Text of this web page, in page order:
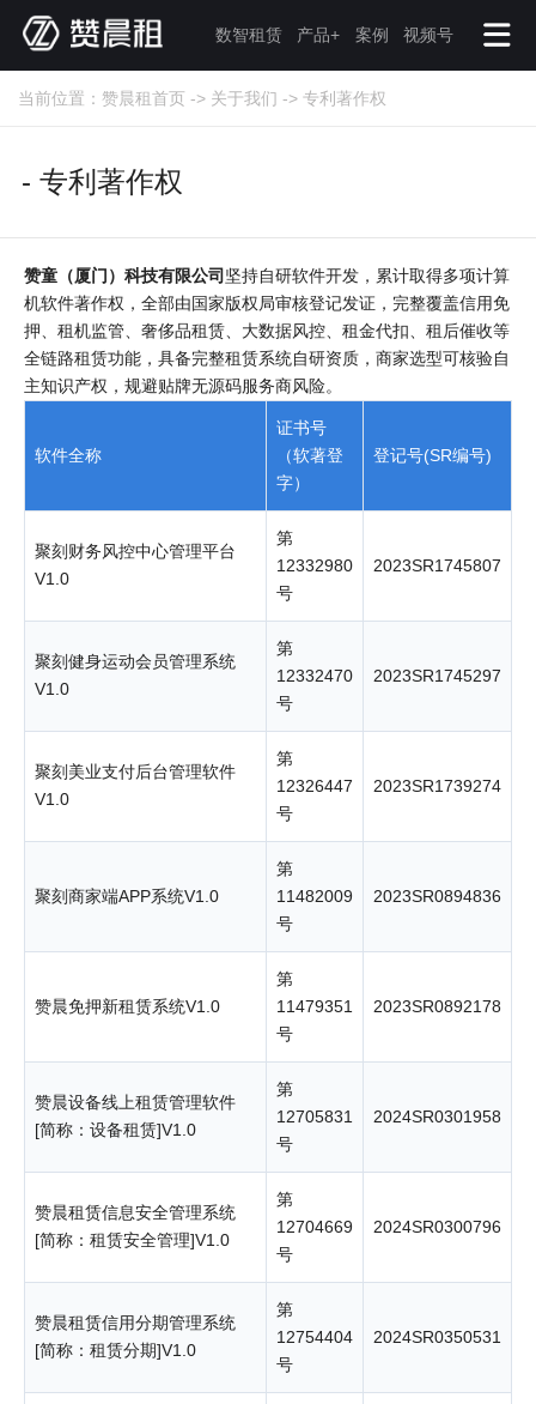
数智租赁 产品+ 案例 视频号
当前位置： 赞晨租首页 -> 关于我们 -> 专利著作权
- 专利著作权
赞童（厦门）科技有限公司 坚持自研软件开发，累计取得多项计算
机软件著作权，全部由国家版权局审核登记发证，完整覆盖信用免
押、租机监管、奢侈品租赁、大数据风控、租金代扣、租后催收等
全链路租赁功能，具备完整租赁系统自研资质 ，商家选型可核验自
主知识产权，规避贴牌无源码服务商风险。
软件全称
证书号
（软著登
字）
登记号(SR编号)
聚刻财务风控中心管理平台
V1.0
第
12332980
号
2023SR1745807
聚刻健身运动会员管理系统
V1.0
第
12332470
号
2023SR1745297
聚刻美业支付后台管理软件
V1.0
第
12326447
号
2023SR1739274
聚刻商家端APP系统V1.0
第
11482009
号
2023SR0894836
赞晨免押新租赁系统V1.0
第
11479351
号
2023SR0892178
赞晨设备线上租赁管理软件
[简称：设备租赁]V1.0
第
12705831
号
2024SR0301958
赞晨租赁信息安全管理系统
[简称：租赁安全管理]V1.0
第
12704669
号
2024SR0300796
赞晨租赁信用分期管理系统
[简称：租赁分期]V1.0
第
12754404
号
2024SR0350531